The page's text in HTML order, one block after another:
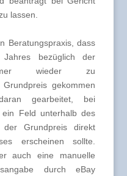
lassen.
Beratungspraxis, dass
bezüglich der
wieder zu
gekommen
gearbeitet, bei
ein Feld unterhalb des
Grundpreis direkt
erscheinen sollte.
auch eine manuelle
durch eBay